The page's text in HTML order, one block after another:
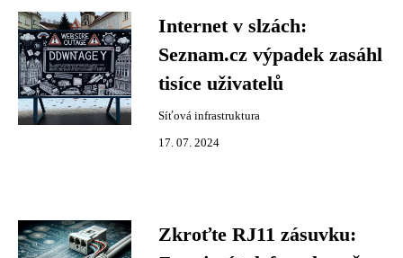
Internet v slzách:
Seznam.cz výpadek zasáhl
tisíce uživatelů
Síťová infrastruktura
17. 07. 2024
Zkroťte RJ11 zásuvku: